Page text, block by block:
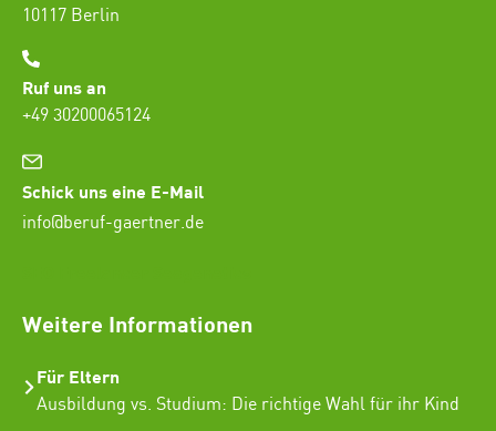
10117 Berlin
Ruf uns an
+49 30200065124
Schick uns eine E-Mail
info@beruf-gaertner.de
Weitere Informationen
Für Eltern
Ausbildung vs. Studium: Die richtige Wahl für ihr Kind